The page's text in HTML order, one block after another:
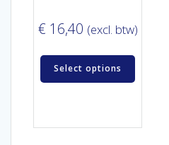
€ 16,40 (excl. btw)
Select options